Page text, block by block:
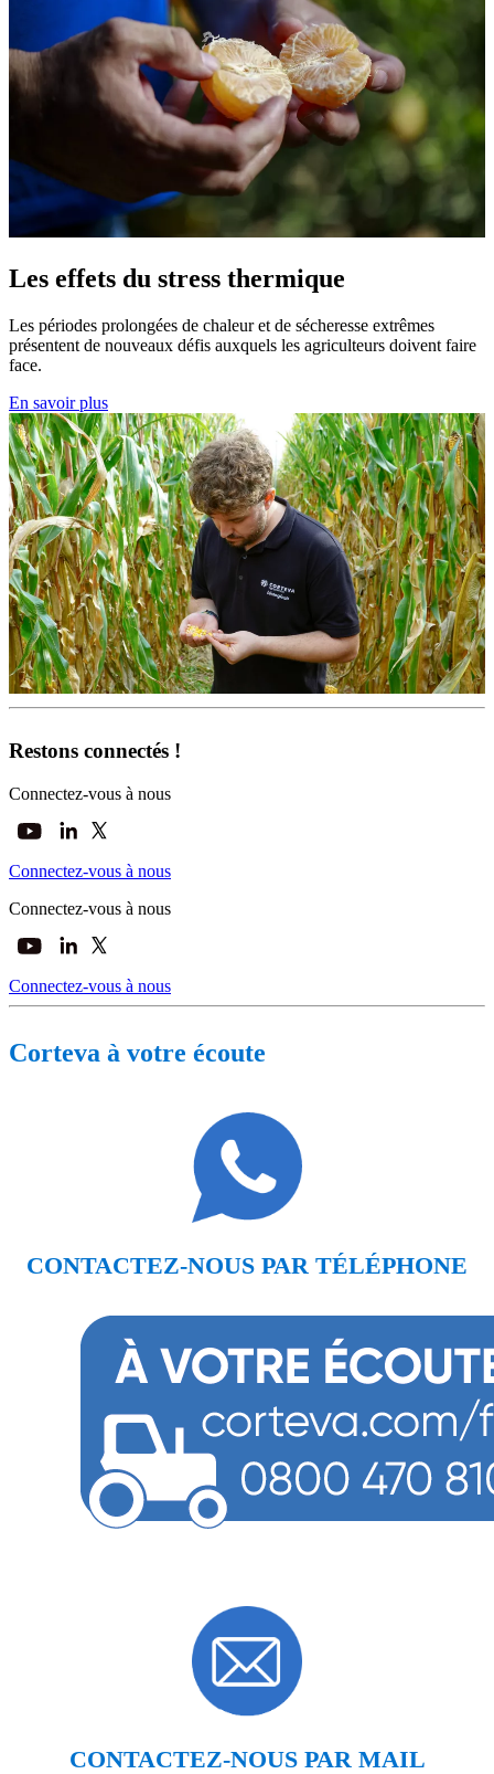
Les effets du stress thermique
Les périodes prolongées de chaleur et de sécheresse extrêmes
présentent de nouveaux défis auxquels les agriculteurs doivent faire
face.
En savoir plus
Restons connectés !
Connectez-vous à nous
Connectez-vous à nous
Connectez-vous à nous
Connectez-vous à nous
Corteva à votre écoute
CONTACTEZ-NOUS PAR TÉLÉPHONE
CONTACTEZ-NOUS PAR MAIL